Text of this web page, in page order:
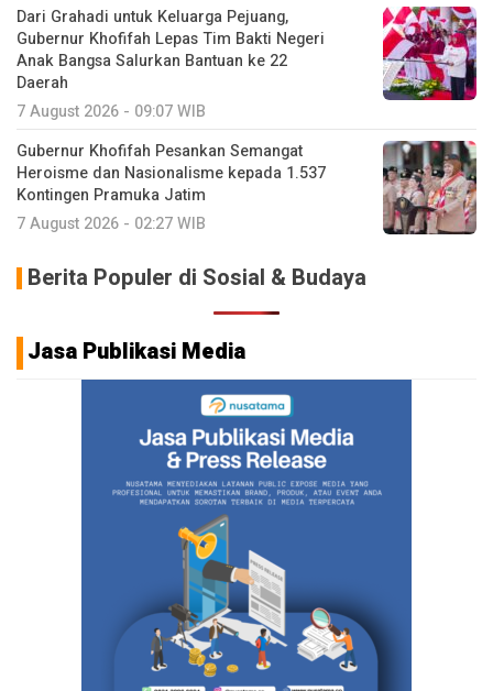
Dari Grahadi untuk Keluarga Pejuang,
Gubernur Khofifah Lepas Tim Bakti Negeri
Anak Bangsa Salurkan Bantuan ke 22
Daerah
7 August 2026 - 09:07 WIB
Gubernur Khofifah Pesankan Semangat
Heroisme dan Nasionalisme kepada 1.537
Kontingen Pramuka Jatim
7 August 2026 - 02:27 WIB
Berita Populer di Sosial & Budaya
Jasa Publikasi Media